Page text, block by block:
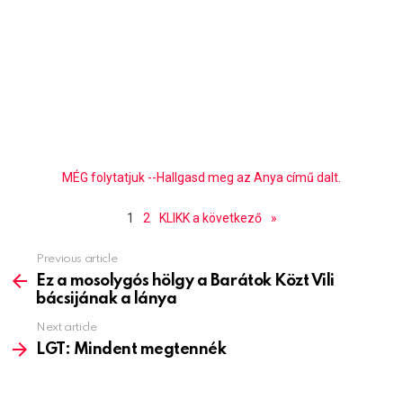
MÉG folytatjuk --Hallgasd meg az Anya című dalt.
1 2 KLIKK a következő »
more
Previous article
Ez a mosolygós hölgy a Barátok Közt Vili
bácsijának a lánya
Next article
LGT: Mindent megtennék